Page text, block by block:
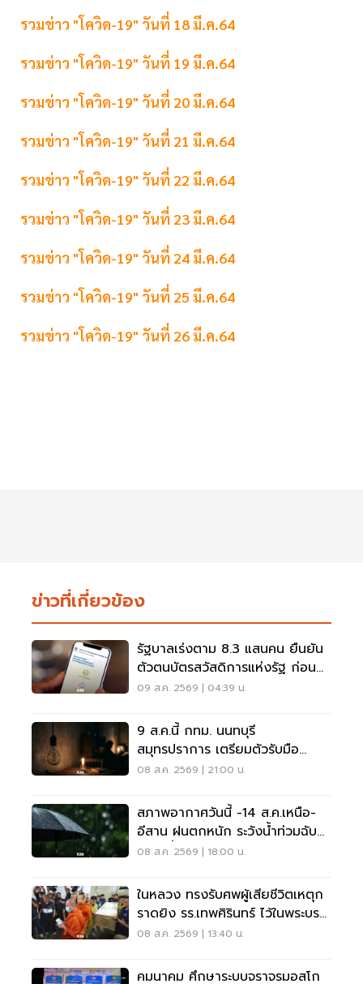
รวมข่าว "โควิด-19" วันที่ 18 มี.ค.64
รวมข่าว "โควิด-19" วันที่ 19 มี.ค.64
รวมข่าว "โควิด-19" วันที่ 20 มี.ค.64
รวมข่าว "โควิด-19" วันที่ 21 มี.ค.64
รวมข่าว "โควิด-19" วันที่ 22 มี.ค.64
รวมข่าว "โควิด-19" วันที่ 23 มี.ค.64
รวมข่าว "โควิด-19" วันที่ 24 มี.ค.64
รวมข่าว "โควิด-19" วันที่ 25 มี.ค.64
รวมข่าว "โควิด-19" วันที่ 26 มี.ค.64
ข่าวที่เกี่ยวข้อง
รัฐบาลเร่งตาม 8.3 แสนคน ยืนยัน
ตัวตนบัตรสวัสดิการแห่งรัฐ ก่อน
พลาดสิทธิ
09 ส.ค. 2569 | 04:39 น.
9 ส.ค.นี้ กทม. นนทบุรี
สมุทรปราการ เตรียมตัวรับมือ
'ไฟฟ้าดับ' หลายจุด
08 ส.ค. 2569 | 21:00 น.
สภาพอากาศวันนี้ -14 ส.ค.เหนือ-
อีสาน ฝนตกหนัก ระวังน้ำท่วมฉับ
พลัน น้ำป่าไหลหลาก
08 ส.ค. 2569 | 18:00 น.
ในหลวง ทรงรับศพผู้เสียชีวิตเหตุก
ราดยิง รร.เทพศิรินทร์ ไว้ในพระบรม
ราชานุเคราะห์
08 ส.ค. 2569 | 13:40 น.
คมนาคม ศึกษาระบบจราจรมอสโก